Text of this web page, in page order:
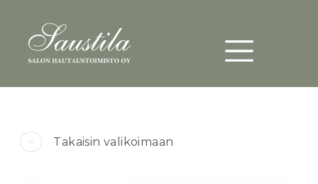
Päävalikko
< Takaisin valikoimaan